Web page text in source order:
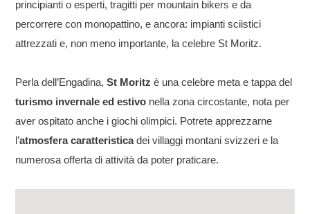
principianti o esperti, tragitti per mountain bikers e da
percorrere con monopattino, e ancora: impianti sciistici
attrezzati e, non meno importante, la celebre St Moritz.
Perla dell’Engadina,St Moritz è una celebre meta e tappa del
turismo invernale ed estivo nella zona circostante, nota per
aver ospitato anche i giochi olimpici. Potrete apprezzarne
l’atmosfera caratteristicadei villaggi montani svizzeri e la
numerosa offerta di attività da poter praticare.